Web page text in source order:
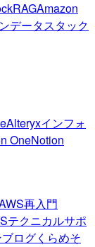
RAGAmazon
データスタック
Alteryxインフォ
OneNotion
再入門
テクニカルサポ
ログくらめそ